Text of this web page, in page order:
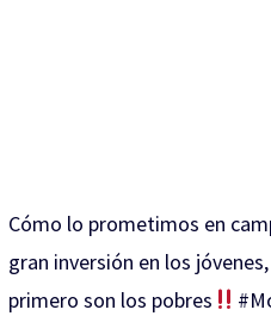
Cómo lo prometimos en
gran inversión en los
primero son los pobres